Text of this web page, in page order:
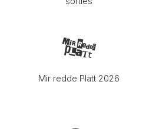
Mir redde Platt 2026